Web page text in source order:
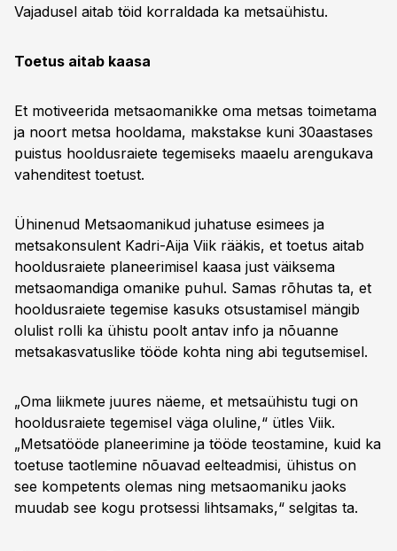
Vajadusel aitab töid korraldada ka metsaühistu.
Toetus aitab kaasa
Et motiveerida metsaomanikke oma metsas toimetama
ja noort metsa hooldama, makstakse kuni 30aastases
puistus hooldusraiete tegemiseks maaelu arengukava
vahenditest toetust.
Ühinenud Metsaomanikud juhatuse esimees ja
metsakonsulent Kadri-Aija Viik rääkis, et toetus aitab
hooldusraiete planeerimisel kaasa just väiksema
metsaomandiga omanike puhul. Samas rõhutas ta, et
hooldusraiete tegemise kasuks otsustamisel mängib
olulist rolli ka ühistu poolt antav info ja nõuanne
metsakasvatuslike tööde kohta ning abi tegutsemisel.
„Oma liikmete juures näeme, et metsaühistu tugi on
hooldusraiete tegemisel väga oluline,“ ütles Viik.
„Metsatööde planeerimine ja tööde teostamine, kuid ka
toetuse taotlemine nõuavad eelteadmisi, ühistus on
see kompetents olemas ning metsaomaniku jaoks
muudab see kogu protsessi lihtsamaks,“ selgitas ta.